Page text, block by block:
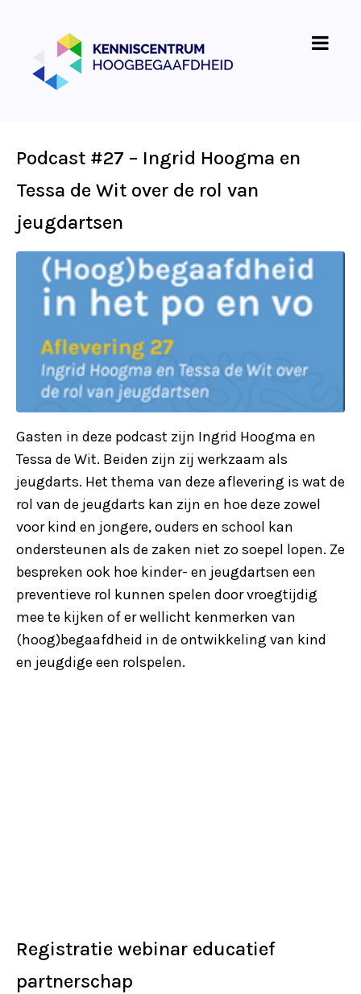
Podcast #27 – Ingrid Hoogma en
Tessa de Wit over de rol van
jeugdartsen
Gasten in deze podcast zijn Ingrid Hoogma en
Tessa de Wit. Beiden zijn zij werkzaam als
jeugdarts. Het thema van deze aflevering is wat de
rol van de jeugdarts kan zijn en hoe deze zowel
voor kind en jongere, ouders en school kan
ondersteunen als de zaken niet zo soepel lopen. Ze
bespreken ook hoe kinder- en jeugdartsen een
preventieve rol kunnen spelen door vroegtijdig
mee te kijken of er wellicht kenmerken van
(hoog)begaafdheid in de ontwikkeling van kind
en jeugdige een rolspelen.
Registratie webinar educatief
partnerschap